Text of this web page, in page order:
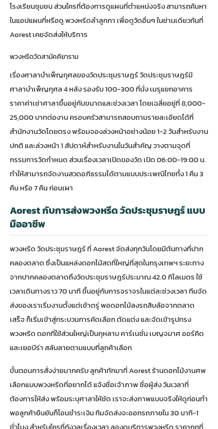
โรงเรียนชุมชน ส่วนใครที่ต้องการดูแผนที่ตำแหน่งจริง สามารถค้นหา
ในแอปแผนที่หรือดูพวงหรีดลำลูกกา เพื่อดูวัดอื่นๆ ในย่านเดียวกันที่
Aorest เคยจัดส่งให้บริการ
พวงหรีดวัดสามัคคิยาราม
เรื่องศาลาบำเพ็ญกุศลของวัดประชุมราษฎร์ วัดประชุมราษฎร์มี
ศาลาบำเพ็ญกุศล 4 หลัง รองรับ 100-300 ที่นั่ง เมรุแยกอาคาร
ราคาค่าเช่าศาลาขึ้นอยู่กับขนาดและช่วงเวลา โดยเฉลี่ยอยู่ที่ 8,000-
25,000 บาทต่องาน ครอบครัวสามารถสอบถามรายละเอียดได้ที่
สำนักงานวัดโดยตรง พร้อมจองล่วงหน้าอย่างน้อย 1-2 วันสำหรับงาน
ปกติ และล่วงหน้า 1 สัปดาห์สำหรับงานในวันสำคัญ วางตามจุดที่
กรรมการวัดกำหนด ส่วนเรื่องเวลาเปิดของวัด เปิด 06:00-19:00 น.
ทำให้สามารถจัดงานสวดอภิธรรมได้ตามแบบประเพณีไทยทั้ง 1 คืน 3
คืน หรือ 7 คืน ก่อนเผา
Aorest กับการส่งพวงหรีด วัดประชุมราษฎร์ แบบ
มืออาชีพ
พวงหรีด วัดประชุมราษฎร์ ที่ Aorest จัดส่งทุกวันโดยมีต้นทางที่ปาก
คลองตลาด ซึ่งเป็นแหล่งดอกไม้สดที่ใหญ่ที่สุดในกรุงเทพฯ ระยะทาง
จากปากคลองตลาดถึงวัดประชุมราษฎร์ประมาณ 42.0 กิโลเมตร ใช้
เวลาเดินทางราว 70 นาที ขึ้นอยู่กับการจราจรในแต่ละช่วงเวลา ทีมจัด
ส่งของเราเริ่มงานตั้งแต่เช้าตรู่ พอดอกไม้ลงรถสิบล้อจากตลาด
เสร็จ ก็เริ่มเข้าสู่กระบวนการคัดเลือก ตัดแต่ง และจัดเข้ารูปทรง
พวงหรีด ดอกที่ใช้ส่วนใหญ่เป็นกุหลาบ คาร์เนชั่น เบญจมาศ ออร์คิด
และเยอบีร่า สลับลายตามแบบที่ลูกค้าเลือก
ขั้นตอนการสั่งง่ายมากครับ ลูกค้าทักมาที่Aorest ร้านดอกไม้งานศพ
เลือกแบบพวงหรีดที่อยากได้ แจ้งชื่อเจ้าภาพ ชื่อผู้ส่ง วันเวลาที่
ต้องการให้ส่ง พร้อมระบุศาลาให้ชัด เราจะส่งภาพแบบจริงให้ดูก่อนทำ
พอลูกค้ายืนยันก็โอนชำระเงิน ทีมจัดส่งจะออกรถภายใน 30 นาที-1